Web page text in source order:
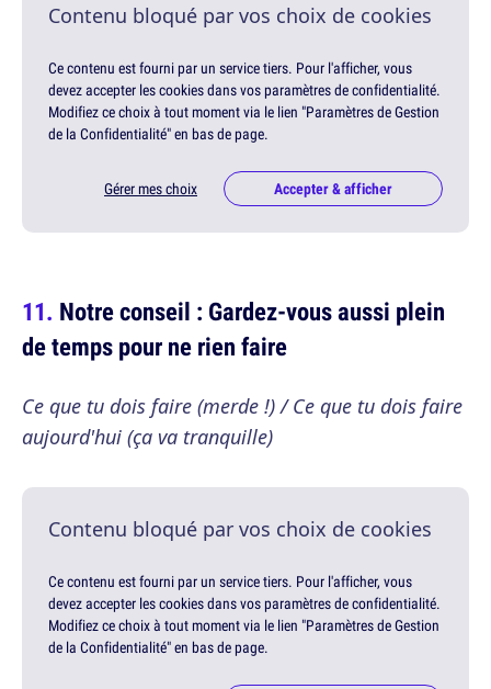
Contenu bloqué par vos choix de cookies
Ce contenu est fourni par un service tiers. Pour l'afficher, vous
devez accepter les cookies dans vos paramètres de confidentialité.
Modifiez ce choix à tout moment via le lien "Paramètres de Gestion
de la Confidentialité" en bas de page.
Gérer mes choix Accepter & afficher
Notre conseil : Gardez-vous aussi plein
de temps pour ne rien faire
Ce que tu dois faire (merde !) / Ce que tu dois faire
aujourd'hui (ça va tranquille)
Contenu bloqué par vos choix de cookies
Ce contenu est fourni par un service tiers. Pour l'afficher, vous
devez accepter les cookies dans vos paramètres de confidentialité.
Modifiez ce choix à tout moment via le lien "Paramètres de Gestion
de la Confidentialité" en bas de page.